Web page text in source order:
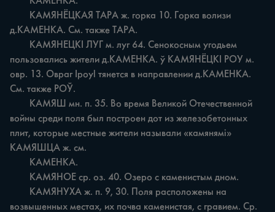
д.КАМЕНКА. См. также ТАРА.
пользовались жители д.КАМЕНКА. ў КАМЯНЁЦКІ РОУ м.
овр. 13. Овраг Ipoyl тянется в направлении д.КАМЕНКА.
См. также РОЎ.
войны среди поля был построен дот из железобетонных
плит, которые местные жители называли «камянямі»
КАМЯШЦА ж. см.
возвышенных местах, их почва каменистая, с гравием. Ср.